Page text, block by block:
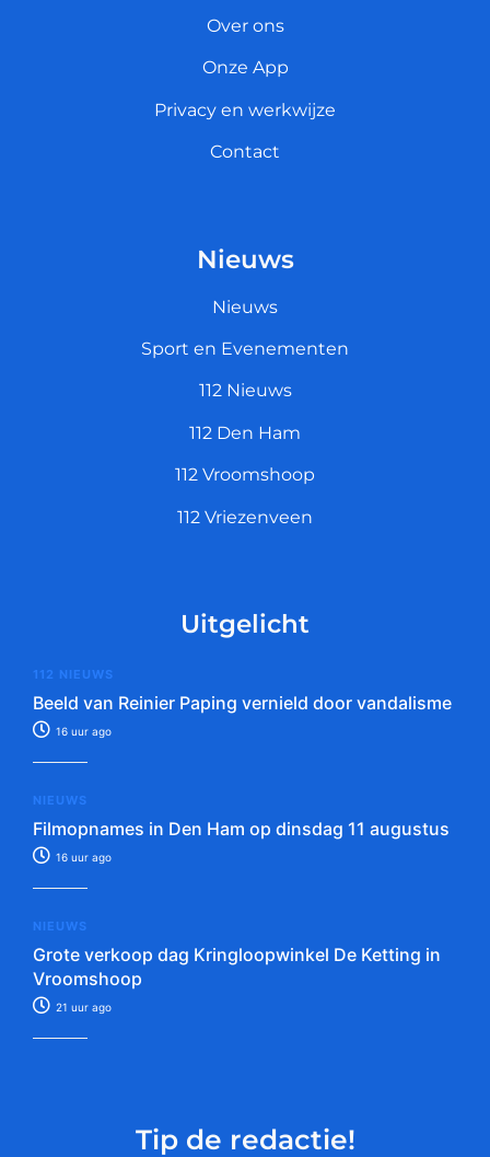
Over ons
Onze App
Privacy en werkwijze
Contact
Nieuws
Nieuws
Sport en Evenementen
112 Nieuws
112 Den Ham
112 Vroomshoop
112 Vriezenveen
Uitgelicht
112 NIEUWS
Beeld van Reinier Paping vernield door vandalisme
16 uur ago
NIEUWS
Filmopnames in Den Ham op dinsdag 11 augustus
16 uur ago
NIEUWS
Grote verkoop dag Kringloopwinkel De Ketting in
Vroomshoop
21 uur ago
Tip de redactie!